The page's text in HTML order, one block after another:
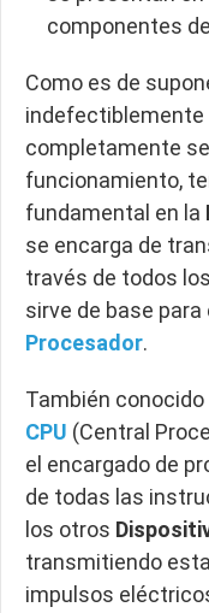
componentes
Como es de
indefectiblemente
completamente
funcionamiento,
fundamental en la
se encarga de
través de todos
sirve de base para
Procesador.
También
CPU (Central
el encargado de
de todas las
los otros
transmitiendo
impulsos